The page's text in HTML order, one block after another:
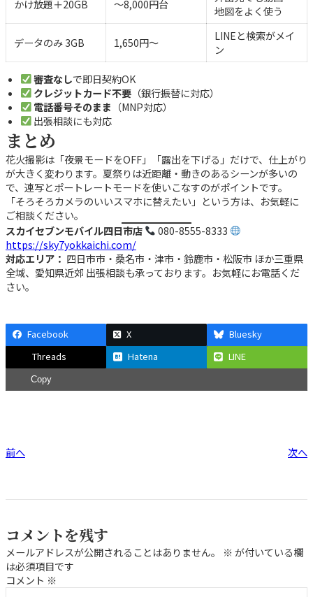
かけ放題＋20GB 〜8,000円台
地図をよく使う
データのみ 3GB 1,650円〜
LINEと検索がメイ
ン
審査なしで即日契約OK
クレジットカード不要 （銀行振替に対応）
電話番号そのまま （MNP対応）
出張相談にも対応
まとめ
花火撮影は「夜景モードをOFF」「露出を下げる」だけで、仕上がり
が大きく変わります。夏祭りは近距離・動きのあるシーンが多いの
で、連写とポートレートモードを使いこなすのがポイントです。
「そろそろカメラのいいスマホに替えたい」という方は、お気軽に
ご相談ください。
スカイセブンモバイル四日市店
080-8555-8333
https://sky7yokkaichi.com/
対応エリア： 四日市市・桑名市・津市・鈴鹿市・松阪市 ほか三重県
全域、愛知県近郊 出張相談も承っております。お気軽にお電話くだ
さい。
Facebook X
Bluesky
Threads
Hatena LINE
Copy
前へ 次へ
コメントを残す
メールアドレスが公開されることはありません。 ※ が付いている欄
は必須項目です
コメント ※